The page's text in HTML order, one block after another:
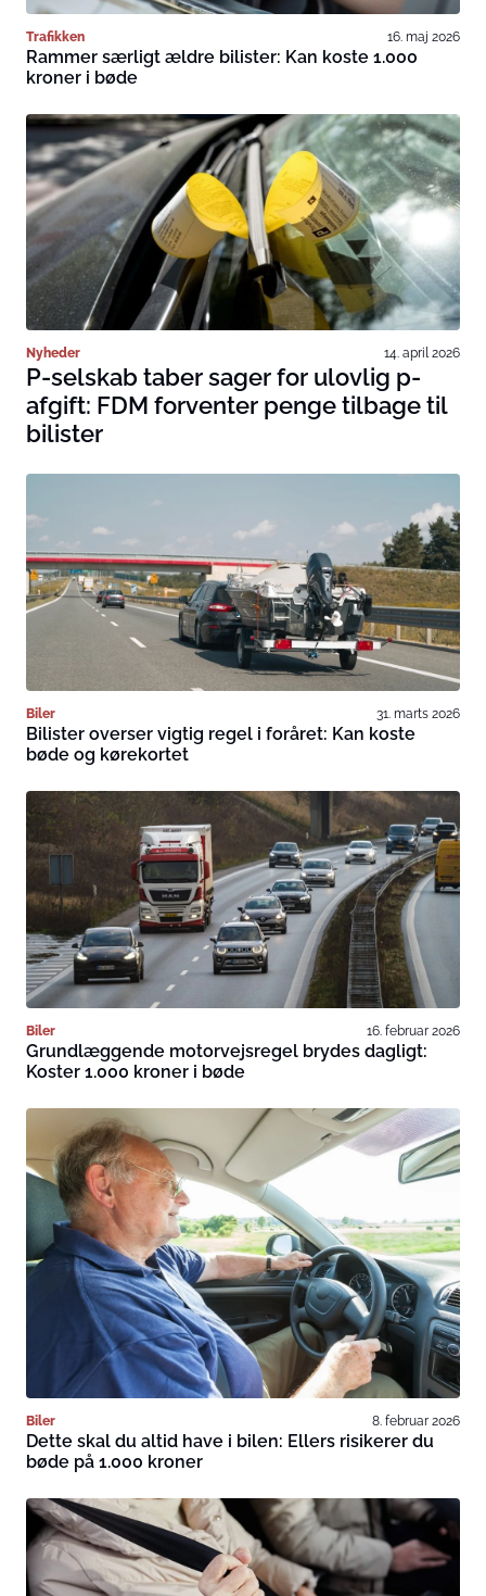
Trafikken 16. maj 2026
Rammer særligt ældre bilister: Kan koste 1.000
kroner i bøde
Nyheder 14. april 2026
P-selskab taber sager for ulovlig p-
afgift: FDM forventer penge tilbage til
bilister
Biler 31. marts 2026
Bilister overser vigtig regel i foråret: Kan koste
bøde og kørekortet
Biler 16. februar 2026
Grundlæggende motorvejsregel brydes dagligt:
Koster 1.000 kroner i bøde
Biler 8. februar 2026
Dette skal du altid have i bilen: Ellers risikerer du
bøde på 1.000 kroner